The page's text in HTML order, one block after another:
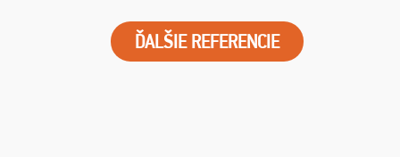
ĎALŠIE REFERENCIE